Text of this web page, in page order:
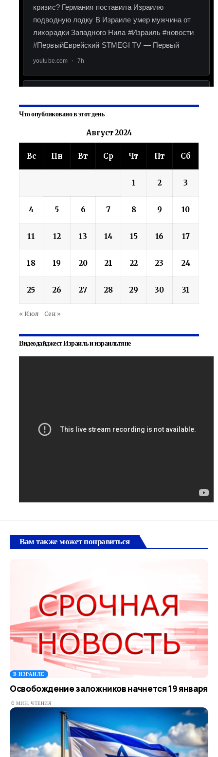
Что опубликовано в этот день
Август 2024
Вс Пн Вт Ср Чт Пт Сб
1 2 3
4 5 6 7 8 9 10
11 12 13 14 15 16 17
18 19 20 21 22 23 24
25 26 27 28 29 30 31
« Июл Сен »
Видеодайджест Израиль и израильтяне
Вам также может понравиться
В ИЗРАИЛЕ
Освобождение заложников начнется 19 января
0 МИН. ЧТЕНИЯ